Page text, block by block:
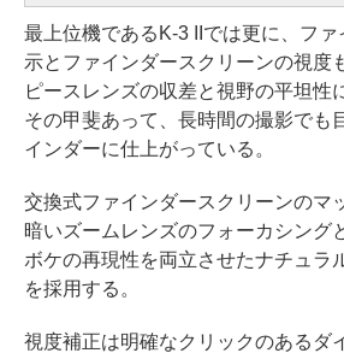
最上位機であるK-3 IIでは更に、フ
示とファインダースクリーンの視度
ピースレンズの収差と視野の平坦性
その甲斐あって、長時間の撮影でも
インダーに仕上がっている。
交換式ファインダースクリーンのマ
暗いズームレンズのフォーカシング
ボケの再現性を両立させたナチュラ
を採用する。
視度補正は明確なクリックのあるダ